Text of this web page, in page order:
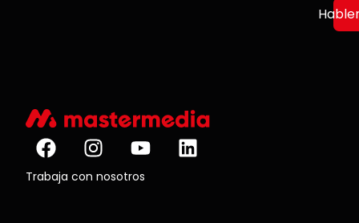
Trabaja con nosotros